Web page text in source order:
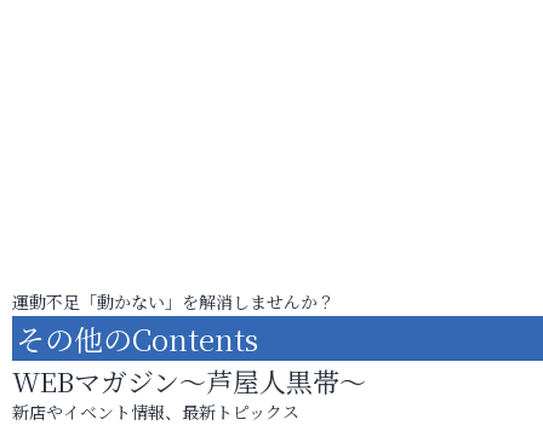
運動不足「動かない」を解消しませんか？
その他のContents
WEBマガジン～芦屋人黒帯～
新店やイベント情報、最新トピックス